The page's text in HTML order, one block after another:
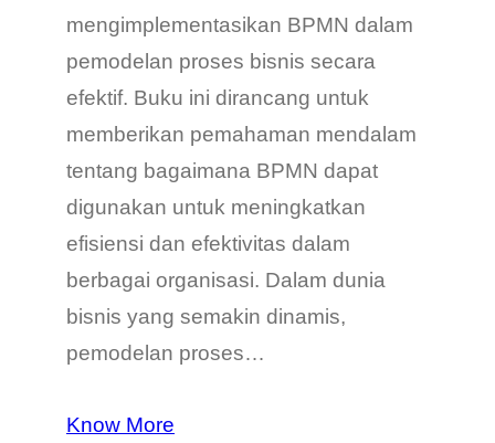
mengimplementasikan BPMN dalam
pemodelan proses bisnis secara
efektif. Buku ini dirancang untuk
memberikan pemahaman mendalam
tentang bagaimana BPMN dapat
digunakan untuk meningkatkan
efisiensi dan efektivitas dalam
berbagai organisasi. Dalam dunia
bisnis yang semakin dinamis,
pemodelan proses…
Know More